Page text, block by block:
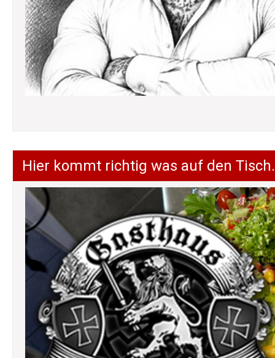
Hier kommt richtig was auf den Tisch.